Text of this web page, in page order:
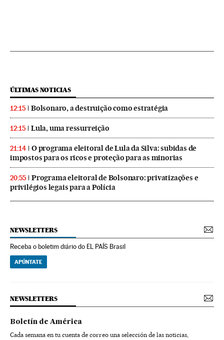
ÚLTIMAS NOTICIAS
12:15 Bolsonaro, a destruição como estratégia
12:15 Lula, uma ressurreição
21:14
O programa eleitoral de Lula da Silva: subidas de
impostos para os ricos e proteção para as minorias
20:55
Programa eleitoral de Bolsonaro: privatizações e
privilégios legais para a Polícia
NEWSLETTERS
Receba o boletim diário do EL PAÍS Brasil
APÚNTATE
NEWSLETTERS
Boletín de América
Cada semana en tu cuenta de correo una selección de las noticias,